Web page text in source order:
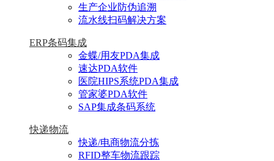
生产企业防伪追溯
流水线扫码解决方案
ERP条码集成
金蝶/用友PDA集成
速达PDA软件
医院HIPS系统PDA集成
管家婆PDA软件
SAP集成条码系统
快递物流
快递/电商物流分拣
RFID整车物流跟踪